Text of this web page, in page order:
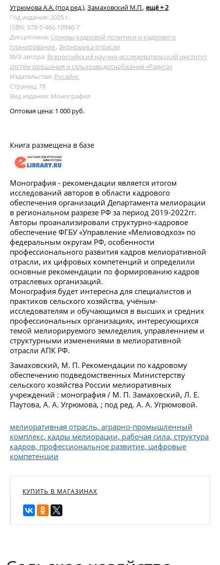
Угрюмова А.А. (под ред.), Замаховский М.П., ещё + 2
Год издания: 2025 г.
ISBN: 978-5-466-10946-7
Дисциплина: Основы кадровой политики и кадрового
планирования , Экономика отрасли
ВУЗ автора: Всероссийский научно-исследовательский институт
систем орошения и сельхозводоснабжения «Радуга»
Издательство: Русайнс
Страниц: 78
Вид издания: Монография
Оптовая цена: 1 000 руб.
Книга размещена в базе
Монография - рекомендации является итогом
исследований авторов в области кадрового
обеспечения организаций Департамента мелиорации
в региональном разрезе РФ за период 2019-2022гг.
Авторы проанализировали структурно-кадровое
обеспечение ФГБУ «Управление «Мелиоводхоз» по
федеральным округам РФ, особенности
профессионального развития кадров мелиоративной
отрасли, их цифровых компетенций и определили
основные рекомендации по формированию кадров
отраслевых организаций.
Монография будет интересна для специалистов и
практиков сельского хозяйства, учёным-
исследователям и обучающимся в высших и средних
профессиональных организациях, интересующихся
темой мелиорируемого земледелия, управленнием и
структурными изменениями в мелиоративной
отрасли АПК РФ.
Замаховский, М. П. Рекомендации по кадровому
обеспечению подведомственных Министерству
сельского хозяйства России мелиоративных
учреждений : монография / М. П. Замаховский, Л. Е.
Паутова, А. А. Угрюмова, ; под ред. А. А. Угрюмовой.
мелиоративная отрасль, аграрно-промышленный
комплекс, кадры мелиорации, рабочая сила, структура
кадров, профессиональное развитие, цифровые
компетенции
КУПИТЬ В МАГАЗИНАХ